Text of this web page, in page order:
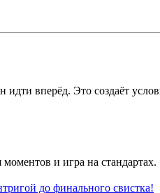
вперёд. Это создаёт
и игра на стандартах.
до финального свистка!